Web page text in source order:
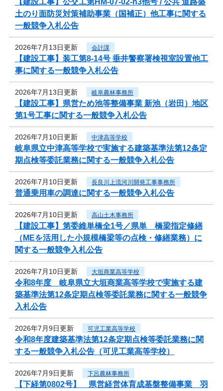
土のり面防災対策補助事業（国補正）他工事に関する
一般競争入札公告
2026年7月13日更新 会計課
【建設工事】装工第8-14号 垂井警察署検視室設置他工
事に関する一般競争入札公告
2026年7月13日更新 岐阜農林事務所
【建設工事】県営ため池等整備事業 新池（岩田）地区
第1号工事に関する一般競争入札公告
2026年7月10日更新 中津高等学校
岐阜県立中津高等学校で実施する建築基準法第12条定
期点検等委託業務に関する一般競争入札公告
2026年7月10日更新 長良川上流河川開発工事事務所
普通乗用車の調達に関する一般競争入札公告
2026年7月10日更新 高山土木事務所
【建設工事】第委維単橋全1号／県単 橋梁指定修繕
（MEを活用した小規模橋梁等の点検・修繕業務）に
関する一般競争入札公告
2026年7月10日更新 大垣商業高等学校
令和8年度 岐阜県立大垣商業高等学校で実施する建
築基準法第12条定期点検等委託業務に関する一般競争
入札公告
2026年7月9日更新 可児工業高等学校
令和8年度建築基準法第12条定期点検等委託業務に関
する一般競争入札公告（可児工業高等学校）
2026年7月9日更新 下呂農林事務所
【下経第0802号】 県営経営体育成基盤整備事業 羽